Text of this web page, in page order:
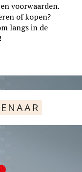
voorwaarden.
of kopen?
langs in de